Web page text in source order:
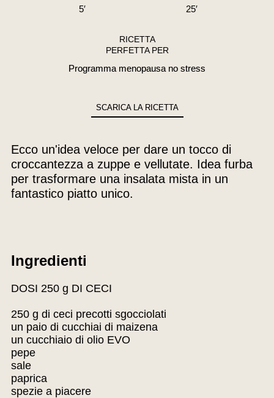
5′ 25′
RICETTA
PERFETTA PER
Programma menopausa no stress
SCARICA LA RICETTA
Ecco un'idea veloce per dare un tocco di
croccantezza a zuppe e vellutate. Idea furba
per trasformare una insalata mista in un
fantastico piatto unico.
Ingredienti
DOSI 250 g DI CECI
250 g di ceci precotti sgocciolati
un paio di cucchiai di maizena
un cucchiaio di olio EVO
pepe
sale
paprica
spezie a piacere